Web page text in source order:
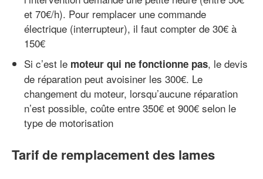
et 70€/h). Pour remplacer une commande
électrique (interrupteur), il faut compter de 30€ à
150€
Si c’est le moteur qui ne fonctionne pas, le devis
de réparation peut avoisiner les 300€. Le
changement du moteur, lorsqu’aucune réparation
n’est possible, coûte entre 350€ et 900€ selon le
type de motorisation
Tarif de remplacement des lames